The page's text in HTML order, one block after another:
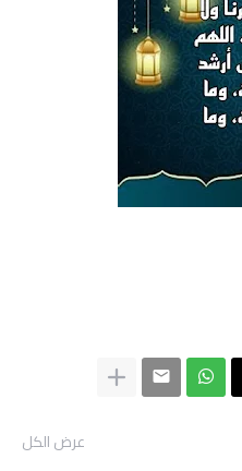
عرض الكل